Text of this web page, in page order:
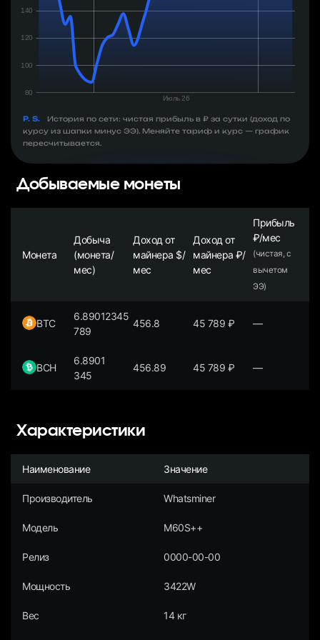
P. S.
История по сети: чистая прибыль в ₽ за сутки (доход по
курсу из шапки минус ЭЭ). Меняйте тариф и курс — график
пересчитывается.
Добываемые монеты
Монета
Добыча
(монета/
мес)
Доход от
майнера $/
мес
Доход от
майнера ₽/
мес
Прибыль
₽/мес
(чистая, с
вычетом
ЭЭ)
BTC
6.89012345
789
456.8 45 789 ₽ —
BCH
6.8901
345
456.89 45 789 ₽ —
Характеристики
Наименование Значение
Производитель Whatsminer
Модель M60S++
Релиз 0000-00-00
Мощность 3422W
Вес 14 кг